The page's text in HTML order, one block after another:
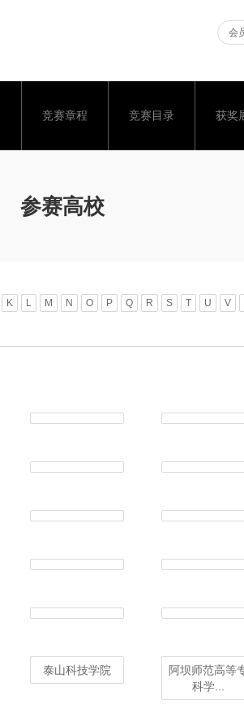
会
竞赛章程 竞赛目录 获奖
参赛高校
K L M N O P Q R S T U V
泰山科技学院
阿坝师范高等
科学...